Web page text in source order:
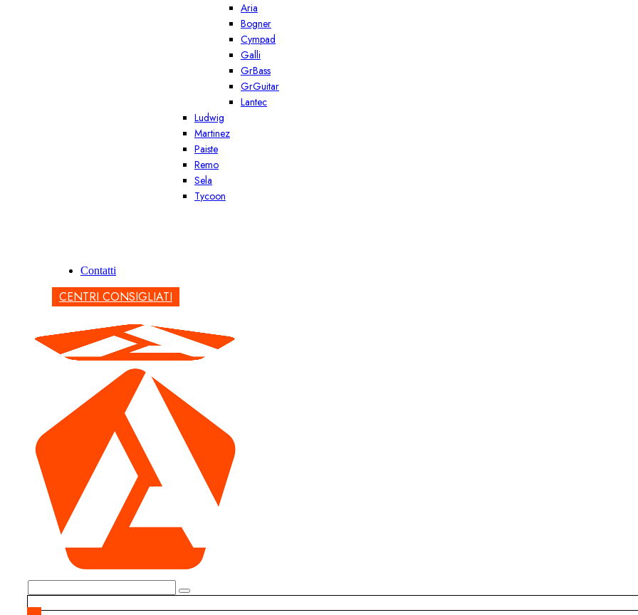
Aria
Bogner
Cympad
Galli
GrBass
GrGuitar
Lantec
Ludwig
Martinez
Paiste
Remo
Sela
Tycoon
Contatti
CENTRI CONSIGLIATI